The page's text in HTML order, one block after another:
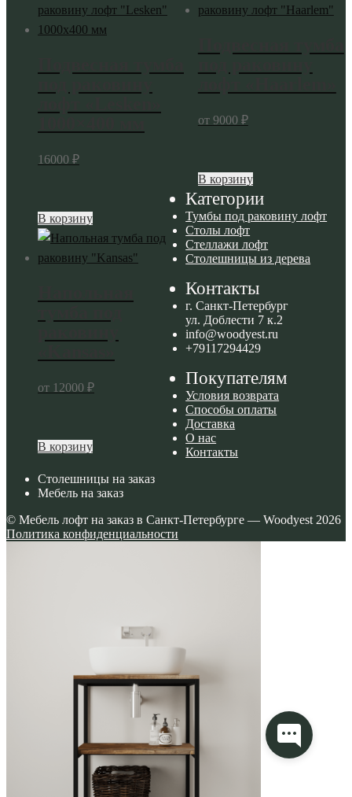
16000 ₽
В корзинуЭтот
товар
имеет
странице
от 9000 ₽
В корзинуЭтот
товар
имеет
несколько
вариаций.
можно
выбрать
на
странице
товара.
от 12000 ₽
В корзинуЭтот
имеет
вариаций.
Опции
товара.
Категории
Тумбы под раковину лофт
Столы лофт
Стеллажи лофт
Столешницы из дерева
Контакты
г. Санкт-Петербург
ул. Доблести 7 к.2
info@woodyest.ru
+79117294429
Покупателям
Условия возврата
Способы оплаты
Доставка
О нас
Контакты
Столешницы на заказ
Мебель на заказ
© Мебель лофт на заказ в Санкт-Петербурге — Woodyest 2026
Политика конфиденциальности